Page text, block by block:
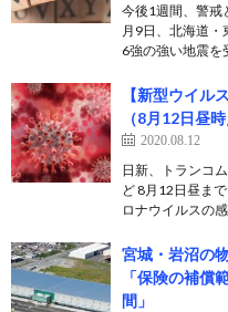
今後1週間、警戒
月9日、北海道
6強の強い地震
【新型ウイル
（8月12日昼時
2020.08.12
日新、トランコ
ど 8月12日昼ま
ロナウイルスの
宮城・岩沼の
「保険の補償
間」